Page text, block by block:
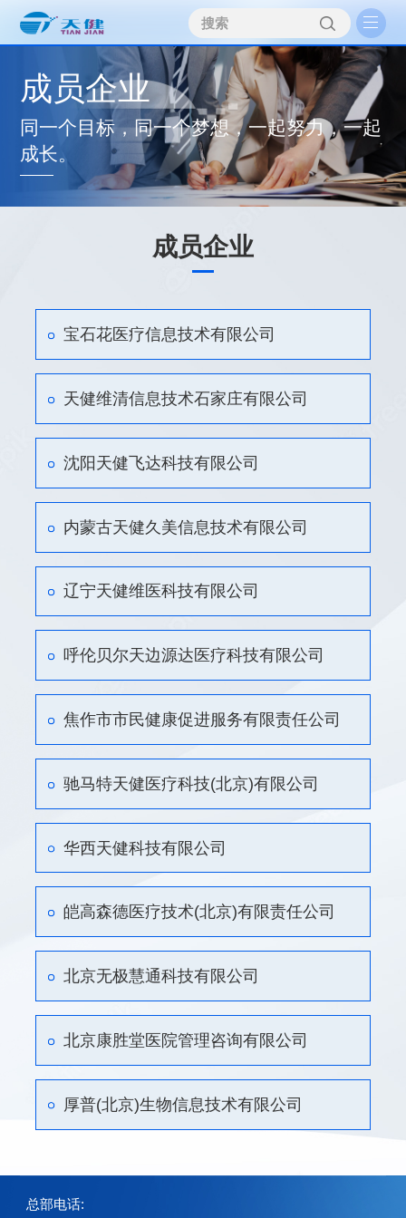
成员企业
同一个目标，同一个梦想，一起努力，一起
成长。
成员企业
宝石花医疗信息技术有限公司
天健维清信息技术石家庄有限公司
沈阳天健飞达科技有限公司
内蒙古天健久美信息技术有限公司
辽宁天健维医科技有限公司
呼伦贝尔天边源达医疗科技有限公司
焦作市市民健康促进服务有限责任公司
驰马特天健医疗科技(北京)有限公司
华西天健科技有限公司
皑高森德医疗技术(北京)有限责任公司
北京无极慧通科技有限公司
北京康胜堂医院管理咨询有限公司
厚普(北京)生物信息技术有限公司
总部电话: